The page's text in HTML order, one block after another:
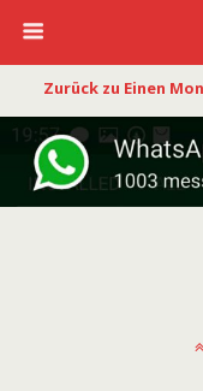
Zurück zu Einen